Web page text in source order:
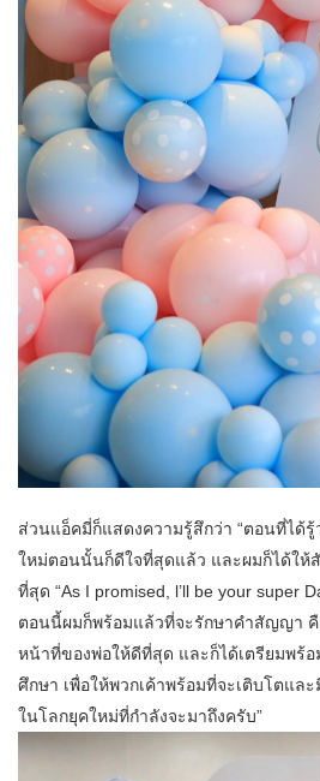
ส่วนแอ็คมี่ก็แสดงความรู้สึกว่า “ตอนที่ได้
ใหม่ตอนนั้นก็ดีใจที่สุดแล้ว และผมก็ได้ให้
ที่สุด “As I promised, l’ll be your super
ตอนนี้ผมก็พร้อมแล้วที่จะรักษาคำสัญญา คื
หน้าที่ของพ่อให้ดีที่สุด และก็ได้เตรียมพร้
ศึกษา เพื่อให้พวกเค้าพร้อมที่จะเติบโตแ
ในโลกยุคใหม่ที่กำลังจะมาถึงครับ”